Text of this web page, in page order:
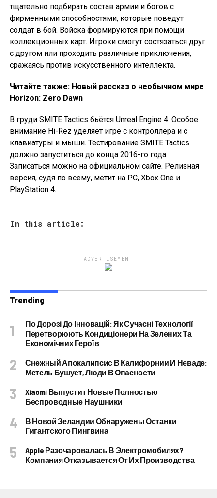
тщательно подбирать состав армии и богов с
фирменными способностями, которые поведут
солдат в бой. Войска формируются при помощи
коллекционных карт. Игроки смогут состязаться друг
с другом или проходить различные приключения,
сражаясь против искусственного интеллекта.
Читайте также: Новый рассказ о необычном мире
Horizon: Zero Dawn
В груди SMITE Tactics бьётся Unreal Engine 4. Особое
внимание Hi-Rez уделяет игре с контроллера и с
клавиатуры и мыши. Тестирование SMITE Tactics
должно запуститься до конца 2016-го года.
Записаться можно на официальном сайте. Релизная
версия, судя по всему, метит на PC, Xbox One и
PlayStation 4.
In this article:
ADVERTISEMENT
Trending
По Дорозі До Інновацій: Як Сучасні Технології
Перетворюють Кондиціонери На Зелених Та
Економічних Героїв
Снежный Апокалипсис В Калифорнии И Неваде:
Метель Бушует, Люди В Опасности
Xiaomi Выпустит Новые Полностью
Беспроводные Наушники
В Новой Зеландии Обнаружены Останки
Гигантского Пингвина
Apple Разочаровалась В Электромобилях?
Компания Отказывается От Их Производства